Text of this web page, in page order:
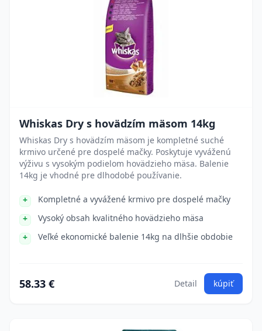
Whiskas Dry s hovädzím mäsom 14kg
Whiskas Dry s hovädzím mäsom je kompletné suché
krmivo určené pre dospelé mačky. Poskytuje vyváženú
výživu s vysokým podielom hovädzieho mäsa. Balenie
14kg je vhodné pre dlhodobé používanie.
Kompletné a vyvážené krmivo pre dospelé mačky
Vysoký obsah kvalitného hovädzieho mäsa
Veľké ekonomické balenie 14kg na dlhšie obdobie
58.33 € Detail kúpiť